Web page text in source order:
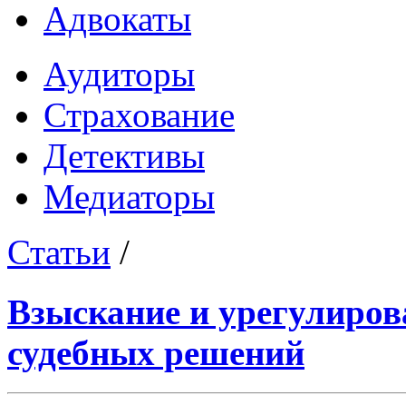
Адвокаты
Аудиторы
Страхование
Детективы
Медиаторы
Статьи /
Взыскание и
судебных решений